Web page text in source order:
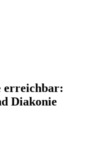
erreichbar:
Diakonie